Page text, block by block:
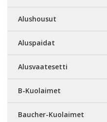
Alushousut
Aluspaidat
Alusvaatesetti
B-Kuolaimet
Baucher-Kuolaimet